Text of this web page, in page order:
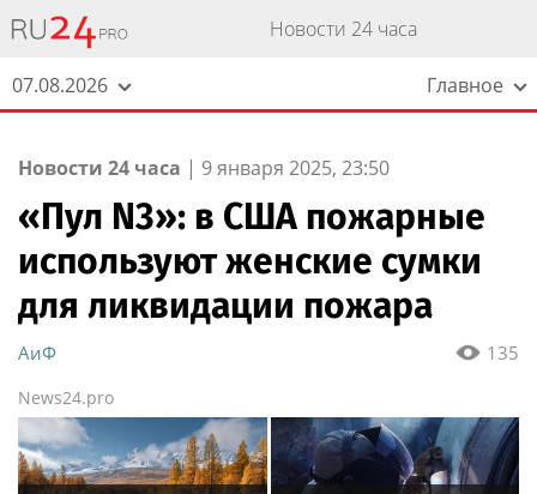
Новости 24 часа
07.08.2026 Главное
Новости 24 часа | 9 января 2025, 23:50
«Пул N3»: в США пожарные
используют женские сумки
для ликвидации пожара
135
АиФ
News24.pro